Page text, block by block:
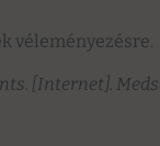
véleményezésre.
[Internet].